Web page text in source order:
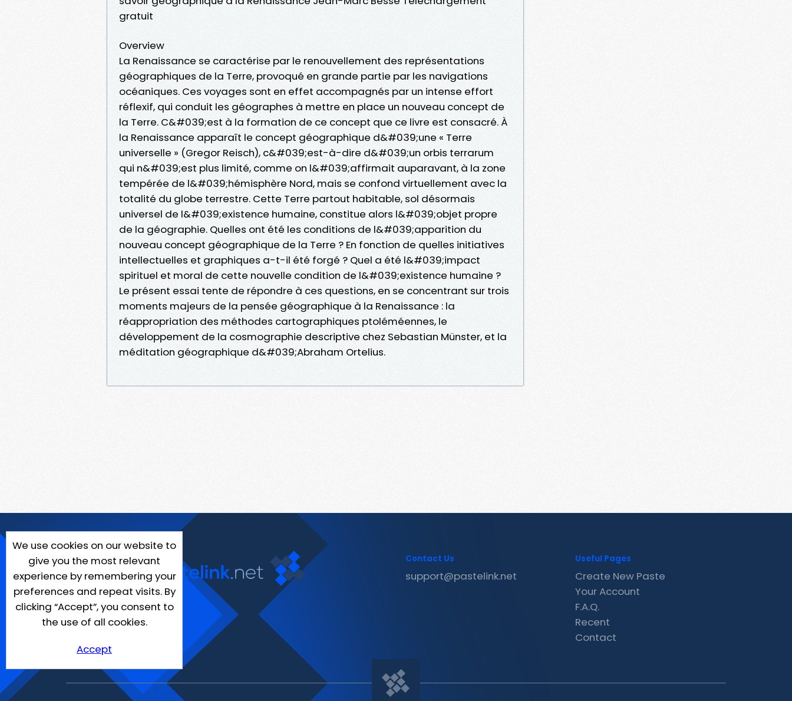
gratuit
Overview
La Renaissance se caractérise par le renouvellement des représentations
géographiques de la Terre, provoqué en grande partie par les navigations
océaniques. Ces voyages sont en effet accompagnés par un intense effort
réflexif, qui conduit les géographes à mettre en place un nouveau concept de
la Terre. C&#039;est à la formation de ce concept que ce livre est consacré. À
la Renaissance apparaît le concept géographique d&#039;une « Terre
universelle » (Gregor Reisch), c&#039;est-à-dire d&#039;un orbis terrarum
qui n&#039;est plus limité, comme on l&#039;affirmait auparavant, à la zone
tempérée de l&#039;hémisphère Nord, mais se confond virtuellement avec la
totalité du globe terrestre. Cette Terre partout habitable, sol désormais
universel de l&#039;existence humaine, constitue alors l&#039;objet propre
de la géographie. Quelles ont été les conditions de l&#039;apparition du
nouveau concept géographique de la Terre ? En fonction de quelles initiatives
intellectuelles et graphiques a-t-il été forgé ? Quel a été l&#039;impact
spirituel et moral de cette nouvelle condition de l&#039;existence humaine ?
Le présent essai tente de répondre à ces questions, en se concentrant sur trois
moments majeurs de la pensée géographique à la Renaissance : la
réappropriation des méthodes cartographiques ptoléméennes, le
développement de la cosmographie descriptive chez Sebastian Münster, et la
méditation géographique d&#039;Abraham Ortelius.
We use cookies on our website to
give you the most relevant
experience by remembering your
preferences and repeat visits. By
clicking “Accept”, you consent to
the use of all cookies.
Accept
Contact Us
support@pastelink.net
Useful Pages
Create New Paste
Your Account
F.A.Q.
Recent
Contact